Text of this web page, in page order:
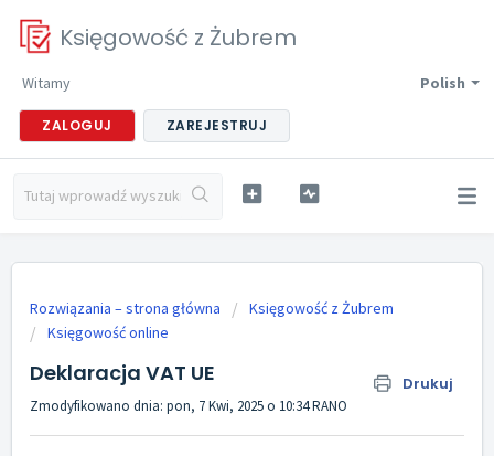
Księgowość z Żubrem
Polish
Witamy
ZALOGUJ ZAREJESTRUJ
Rozwiązania – strona główna
Księgowość z Żubrem
Księgowość online
Deklaracja VAT UE Drukuj
Zmodyfikowano dnia: pon, 7 Kwi, 2025 o 10:34 RANO